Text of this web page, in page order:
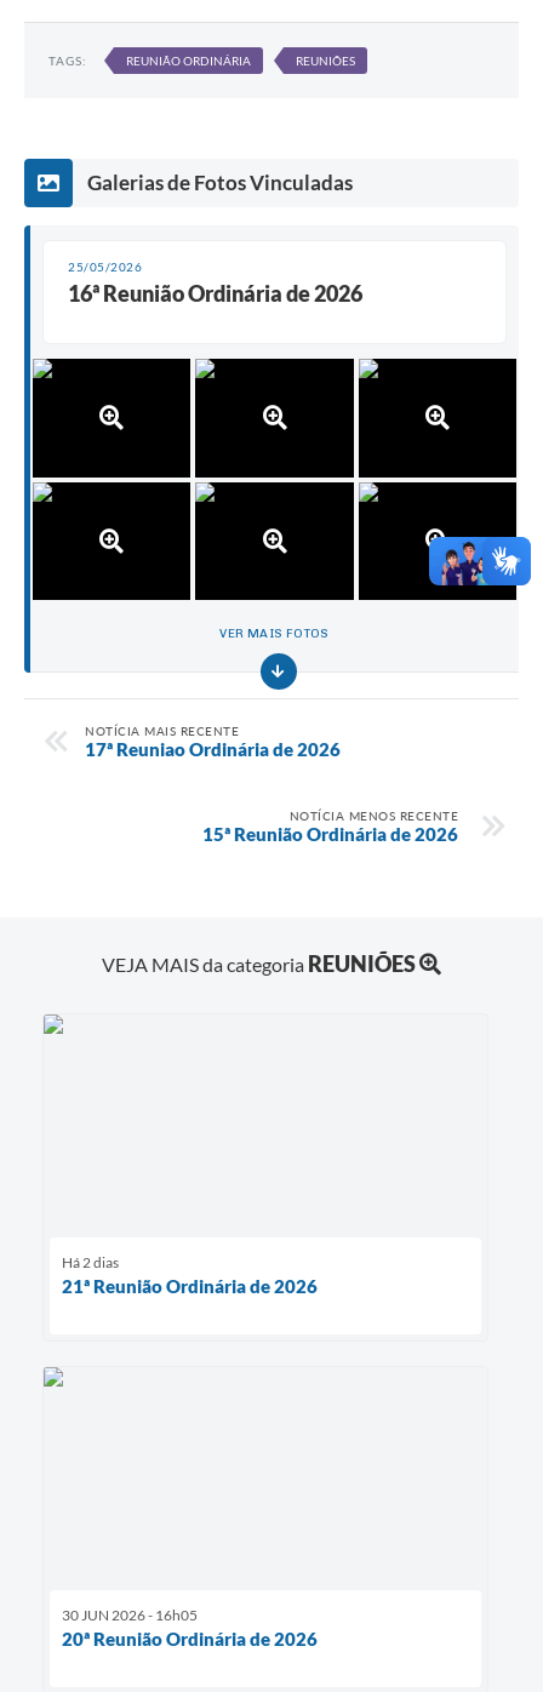
TAGS: REUNIÃO ORDINÁRIA REUNIÕES
Galerias de Fotos Vinculadas
25/05/2026
16ª Reunião Ordinária de 2026
VER MAIS FOTOS
NOTÍCIA MAIS RECENTE
17ª Reuniao Ordinária de 2026
NOTÍCIA MENOS RECENTE
15ª Reunião Ordinária de 2026
VEJA MAIS da categoria REUNIÕES
Há 2 dias
21ª Reunião Ordinária de 2026
30 JUN 2026 - 16h05
20ª Reunião Ordinária de 2026